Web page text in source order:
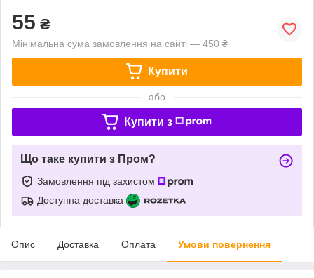
55 ₴
Мінімальна сума замовлення на сайті — 450 ₴
Купити
або
Купити з
Що таке купити з Пром?
Замовлення під захистом
Доступна доставка
Опис Доставка Оплата Умови повернення